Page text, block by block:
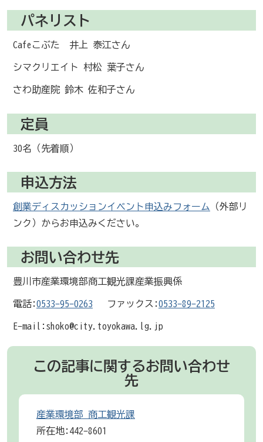
パネリスト
Cafeこぶた 井上 泰江さん
シマクリエイト 村松 葉子さん
さわ助産院 鈴木 佐和子さん
定員
30名（先着順）
申込方法
創業ディスカッションイベント申込みフォーム
（外部リ
ンク） からお申込みください。
お問い合わせ先
豊川市産業環境部商工観光課産業振興係
電話:0533-95-0263 ファックス:0533-89-2125
E-mail:shoko@city.toyokawa.lg.jp
この記事に関するお問い合わせ
先
産業環境部 商工観光課
所在地:442-8601